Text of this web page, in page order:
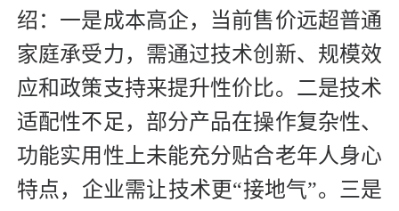
绍：一是成本高企，当前售价远超普通
家庭承受力，需通过技术创新、规模效
应和政策支持来提升性价比。二是技术
适配性不足，部分产品在操作复杂性、
功能实用性上未能充分贴合老年人身心
特点，企业需让技术更“接地气”。三是